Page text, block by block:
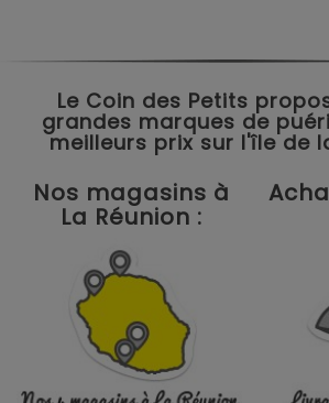
Le Coin des Petits
grandes marques de
meilleurs prix sur l'île de
Nos magasins à
La Réunion :